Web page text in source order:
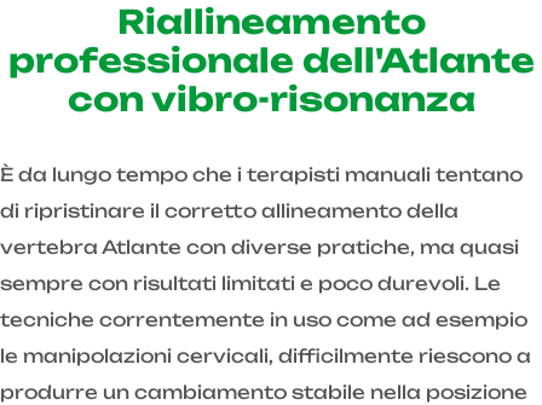
Riallineamento
professionale dell'Atlante
con vibro-risonanza
È da lungo tempo che i terapisti manuali tentano
di ripristinare il corretto allineamento della
vertebra Atlante con diverse pratiche, ma quasi
sempre con risultati limitati e poco durevoli. Le
tecniche correntemente in uso come ad esempio
le manipolazioni cervicali, difficilmente riescono a
produrre un cambiamento stabile nella posizione